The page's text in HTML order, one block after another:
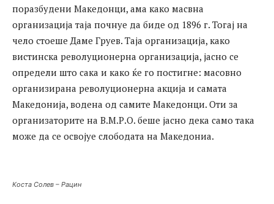
поразбудени Македонци, ама како масвна
организација таја почнуе да биде од 1896 г. Тогај на
чело стоеше Даме Груев. Таја организација, како
вистинска револуционерна организација, јасно се
определи што сака и како ќе го постигне: масовно
организирана револуционерна акција и самата
Македонија, водена од самите Македонци. Оти за
организаторите на В.М.Р.О. беше јасно дека само така
може да се освојуе слободата на Македониа.
Коста Солев – Рацин